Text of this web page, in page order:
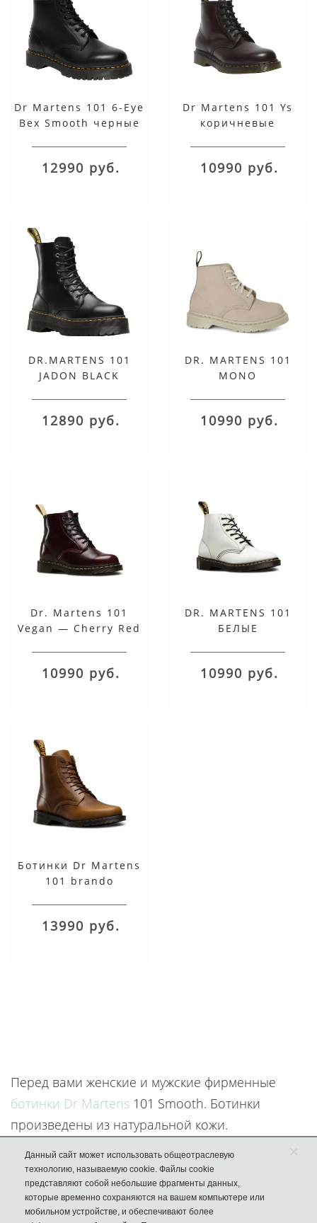
Dr Martens 101 6-Eye
Bex Smooth черные
12990 руб.
Dr Martens 101 Ys
коричневые
10990 руб.
DR.MARTENS 101
JADON BLACK
12890 руб.
DR. MARTENS 101
MONO
10990 руб.
Dr. Martens 101
Vegan — Cherry Red
10990 руб.
DR. MARTENS 101
БЕЛЫЕ
10990 руб.
Ботинки Dr Martens
101 brando
13990 руб.
Перед вами женские и мужские фирменные
ботинки Dr Martens 101 Smooth. Ботинки
произведены из натуральной кожи.
носком имеет удобную подошву и комфортный
каблук высотой 3 см.
В каталоге нашего интернет-магазина доступен
УЗНАТЬ БОЛЬШЕ
Данный сайт может использовать общеотраслевую
технологию, называемую cookie. Файлы cookie
представляют собой небольшие фрагменты данных,
которые временно сохраняются на вашем компьютере или
мобильном устройстве, и обеспечивают более
×